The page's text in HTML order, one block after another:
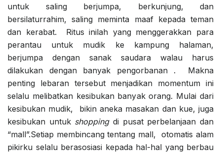
untuk saling berjumpa, berkunjung, dan
bersilaturrahim, saling meminta maaf kepada teman
dan kerabat. Ritus inilah yang menggerakkan para
perantau untuk mudik ke kampung halaman,
berjumpa dengan sanak saudara walau harus
dilakukan dengan banyak pengorbanan . Makna
penting lebaran tersebut menjadikan momentum ini
selalu melibatkan kesibukan banyak orang. Mulai dari
kesibukan mudik, bikin aneka masakan dan kue, juga
kesibukan untuk shoppingdi pusat perbelanjaan dan
“mall”.Setiap membincang tentang mall, otomatis alam
pikirku selalu berasosiasi kepada hal-hal yang berbau